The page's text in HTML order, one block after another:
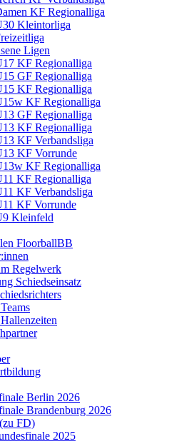
KF Regionalliga
Kleintorliga
Ligen
KF Regionalliga
GF Regionalliga
KF Regionalliga
KF Regionalliga
GF Regionalliga
KF Regionalliga
KF Verbandsliga
KF Vorrunde
KF Regionalliga
KF Regionalliga
KF Verbandsliga
KF Vorrunde
Kleinfeld
FloorballBB
Regelwerk
Schiedseinsatz
Berlin 2026
Brandenburg 2026
FD)
2025